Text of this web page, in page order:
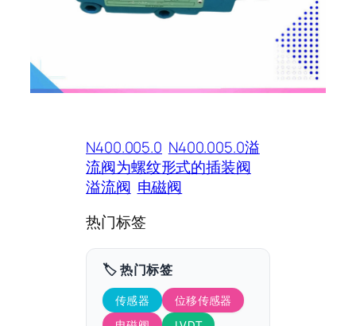
N400.005.0 N400.005.0溢
流阀为螺纹形式的插装阀
溢流阀 电磁阀
热门标签
🏷️ 热门标签
传感器
位移传感器